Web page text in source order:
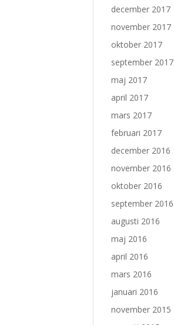
december 2017
november 2017
oktober 2017
september 2017
maj 2017
april 2017
mars 2017
februari 2017
december 2016
november 2016
oktober 2016
september 2016
augusti 2016
maj 2016
april 2016
mars 2016
januari 2016
november 2015